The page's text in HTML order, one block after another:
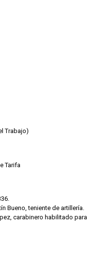
Trabajo)
Tarifa
Bueno, teniente de artillería.
carabinero habilitado para